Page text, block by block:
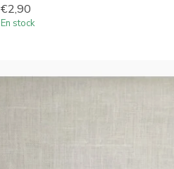
€2,90
En stock